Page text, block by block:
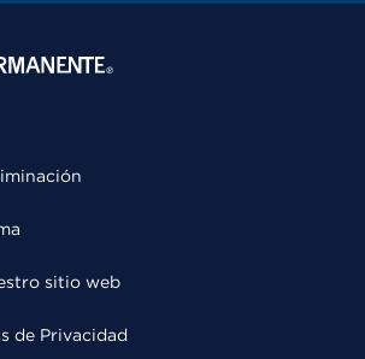
sitio web
de Privacidad